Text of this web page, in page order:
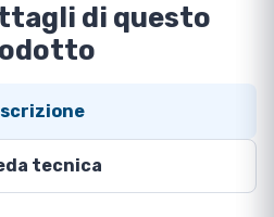
di questo
tecnica